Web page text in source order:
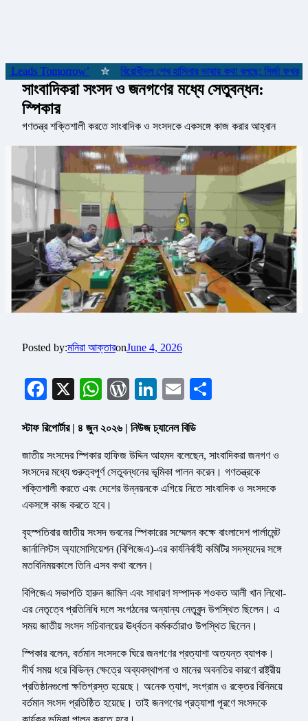
Leads Tomorrow’ বিরোধীদল শেখ হাসিনার ভাষায় কথা বলছে: মির্জা ফখরুল
সাংবাদিকরা সংসদ ও জনগণের মধ্যে সেতুবন্ধন:
স্পিকার
গণতন্ত্র শক্তিশালী করতে সাংবাদিক ও সংসদকে একসঙ্গে কাজ করার আহ্বান
Posted by:মনিরা আক্তারonJune 4, 2026
Facebook
X WhatsApp
WordPress
LinkedIn
Email
স্টাফ রিপোর্টার | ৪ জুন ২০২৬ | নিউজ চ্যানেল বিডি
জাতীয় সংসদের স্পিকার হাফিজ উদ্দিন আহমদ বলেছেন, সাংবাদিকরা জনগণ ও
সংসদের মধ্যে গুরুত্বপূর্ণ সেতুবন্ধনের ভূমিকা পালন করেন। গণতন্ত্রকে
শক্তিশালী করতে এবং দেশের উন্নয়নকে এগিয়ে নিতে সাংবাদিক ও সংসদকে
একসঙ্গে কাজ করতে হবে।
বৃহস্পতিবার জাতীয় সংসদ ভবনের স্পিকারের সম্মেলন কক্ষে বাংলাদেশ পার্লামেন্ট
জার্নালিস্টস অ্যাসোসিয়েশন (বিপিজেএ)-এর কার্যনির্বাহী কমিটির সদস্যদের সঙ্গে
মতবিনিময়কালে তিনি এসব কথা বলেন।
বিপিজেএ সভাপতি হারুন জামিল এবং সাধারণ সম্পাদক শওকত আলী খান লিথো-
এর নেতৃত্বে প্রতিনিধি দলে সংগঠনের অন্যান্য নেতৃবৃন্দ উপস্থিত ছিলেন। এ
সময় জাতীয় সংসদ সচিবালয়ের ঊর্ধ্বতন কর্মকর্তারাও উপস্থিত ছিলেন।
স্পিকার বলেন, বর্তমান সংসদকে ঘিরে জনগণের প্রত্যাশা অত্যন্ত ব্যাপক।
দীর্ঘ সময় ধরে বিভিন্ন ক্ষেত্রে অব্যবস্থাপনা ও মানের অবনতির কারণে রাষ্ট্রীয়
প্রতিষ্ঠানগুলো ক্ষতিগ্রস্ত হয়েছে। অনেক ত্যাগ, সংগ্রাম ও রক্তের বিনিময়ে
বর্তমান সংসদ প্রতিষ্ঠিত হয়েছে। তাই জনগণের প্রত্যাশা পূরণে সংসদকে